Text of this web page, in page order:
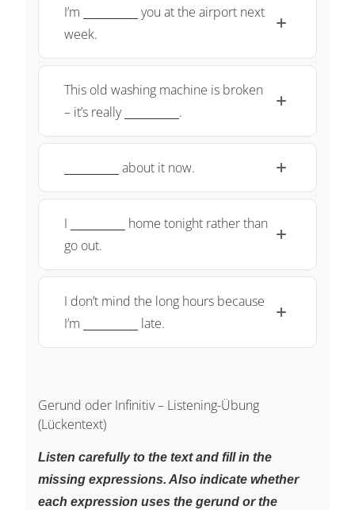
I’m
\underline{\;
~ \quad
you at the airport next
week.
This old washing machine is broken
– it’s really
\qquad}
.
\underline{\;
\qquad}
about it now.
I
\underline{\;
~ \quad
home tonight rather than
go out.
I don’t mind the long hours because
I’m
\underline{\;
late.
Gerund oder Infinitiv – Listening-Übung
(Lückentext)
Listen carefully to the text and fill in the
missing expressions. Also indicate whether
each expression uses the gerund or the